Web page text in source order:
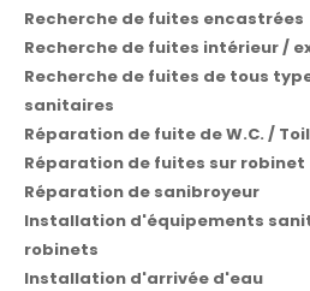
Recherche de fuites encastrées
Recherche de fuites intérieur /
Recherche de fuites de tous
sanitaires
Réparation de fuite de W.C. /
Réparation de fuites sur robinet
Réparation de sanibroyeur
Installation d'équipements
robinets
Installation d'arrivée d'eau